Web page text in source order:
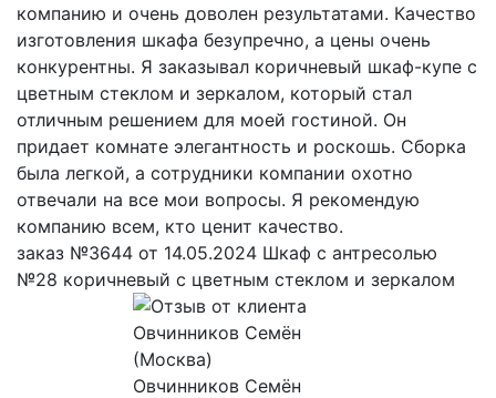
компанию и очень доволен результатами. Качество
изготовления шкафа безупречно, а цены очень
конкурентны. Я заказывал коричневый шкаф-купе с
цветным стеклом и зеркалом, который стал
отличным решением для моей гостиной. Он
придает комнате элегантность и роскошь. Сборка
была легкой, а сотрудники компании охотно
отвечали на все мои вопросы. Я рекомендую
компанию всем, кто ценит качество.
заказ №3644 от 14.05.2024 Шкаф с антресолью
№28 коричневый с цветным стеклом и зеркалом
Овчинников Семён